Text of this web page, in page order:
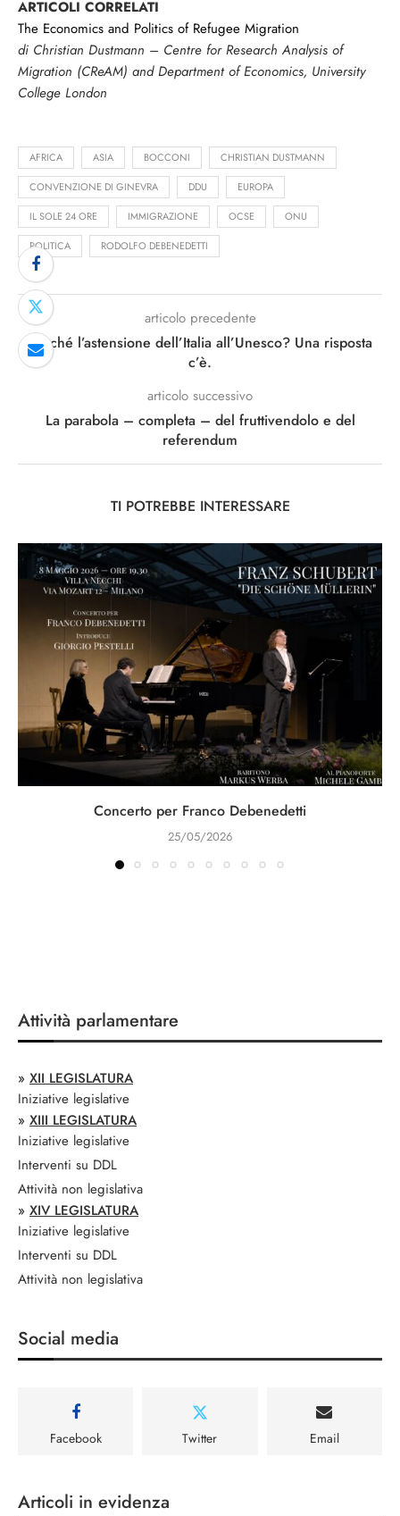
ARTICOLI CORRELATI
The Economics and Politics of Refugee Migration
di Christian Dustmann – Centre for Research Analysis of
Migration (CReAM) and Department of Economics, University
College London
AFRICA ASIA BOCCONI CHRISTIAN DUSTMANN
CONVENZIONE DI GINEVRA DDU EUROPA
IL SOLE 24 ORE IMMIGRAZIONE OCSE ONU
POLITICA RODOLFO DEBENEDETTI
articolo precedente
Perché l’astensione dell’Italia all’Unesco? Una risposta
c’è.
articolo successivo
La parabola – completa – del fruttivendolo e del
referendum
TI POTREBBE INTERESSARE
Concerto per Franco Debenedetti
25/05/2026
Attività parlamentare
» XII LEGISLATURA
Iniziative legislative
» XIII LEGISLATURA
Iniziative legislative
Interventi su DDL
Attività non legislativa
» XIV LEGISLATURA
Iniziative legislative
Interventi su DDL
Attività non legislativa
Social media
Facebook Twitter Email
Articoli in evidenza